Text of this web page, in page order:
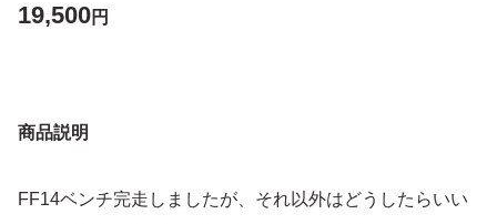
19,500円
商品説明
FF14ベンチ完走しましたが、それ以外はどうしたらいい